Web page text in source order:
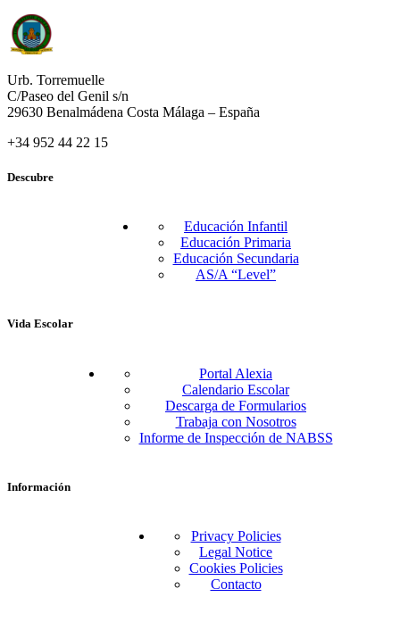
Urb. Torremuelle
C/Paseo del Genil s/n
29630 Benalmádena Costa Málaga – España
+34 952 44 22 15
Descubre
Educación Infantil
Educación Primaria
Educación Secundaria
AS/A “Level”
Vida Escolar
Portal Alexia
Calendario Escolar
Descarga de Formularios
Trabaja con Nosotros
Informe de Inspección de NABSS
Información
Privacy Policies
Legal Notice
Cookies Policies
Contacto